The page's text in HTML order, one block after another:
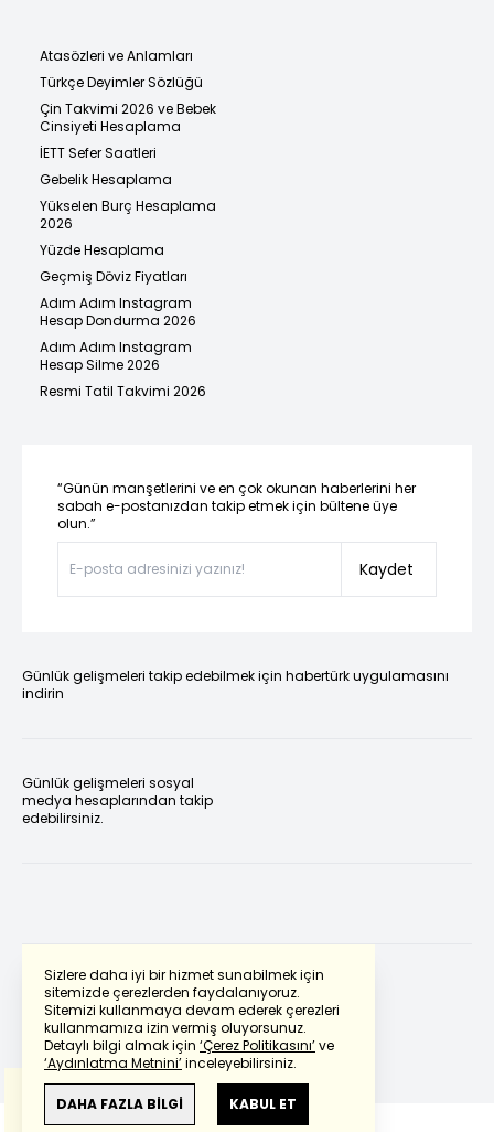
Sizlere daha iyi bir hizmet sunabilmek için
sitemizde çerezlerden faydalanıyoruz.
Sitemizi kullanmaya devam ederek çerezleri
kullanmamıza izin vermiş oluyorsunuz.
Detaylı bilgi almak için ‘Çerez Politikasını’ve
‘Aydınlatma Metnini’inceleyebilirsiniz.
DAHA FAZLA BİLGİ KABUL ET
Atasözleri ve Anlamları
Türkçe Deyimler Sözlüğü
Çin Takvimi 2026 ve Bebek
Cinsiyeti Hesaplama
İETT Sefer Saatleri
Gebelik Hesaplama
Yükselen Burç Hesaplama
2026
Yüzde Hesaplama
Geçmiş Döviz Fiyatları
Adım Adım Instagram
Hesap Dondurma 2026
Adım Adım Instagram
Hesap Silme 2026
Resmi Tatil Takvimi 2026
“Günün manşetlerini ve en çok okunan haberlerini her
sabah e-postanızdan takip etmek için bültene üye
olun.”
Kaydet
Günlük gelişmeleri takip edebilmek için habertürk uygulamasını
indirin
Günlük gelişmeleri sosyal
medya hesaplarından takip
edebilirsiniz.
Powered by Translate
Bu çevirideGoogle Transletekullanılmıştır.
Anlam ve çeviri hatalarından
haberturk.com
sorumlu değildir.